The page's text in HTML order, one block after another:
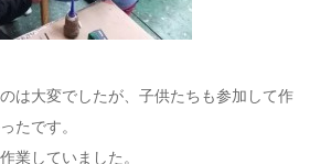
は大変でしたが、子供たちも参加して作
たです。
業していました。